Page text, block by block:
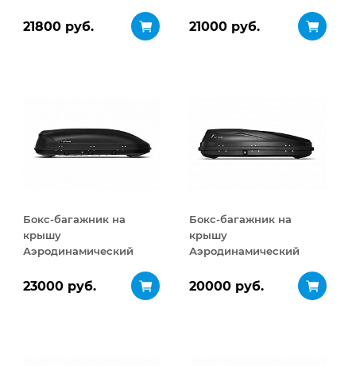
21800 руб. 21000 руб.
Бокс-багажник на
крышу
Аэродинамический
ДВУСТОРОННЕЕ
23000 руб.
Бокс-багажник на
крышу
Аэродинамический
ДВУСТОРОННЕЕ
20000 руб.